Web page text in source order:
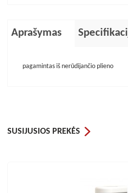
Aprašymas
pagamintas iš nerūdijančio plieno
SUSIJUSIOS PREKĖS